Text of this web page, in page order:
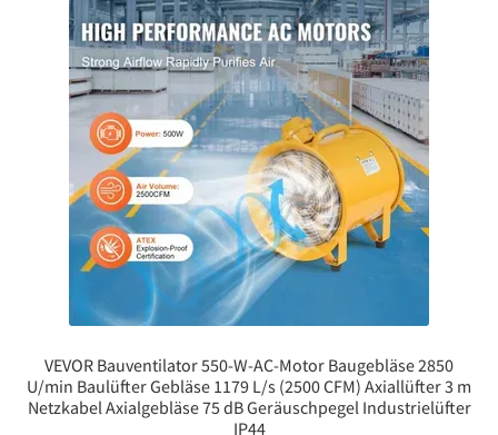
VEVOR Bauventilator 550-W-AC-Motor Baugebläse 2850
U/min Baulüfter Gebläse 1179 L/s (2500 CFM) Axiallüfter 3 m
Netzkabel Axialgebläse 75 dB Geräuschpegel Industrielüfter
IP44